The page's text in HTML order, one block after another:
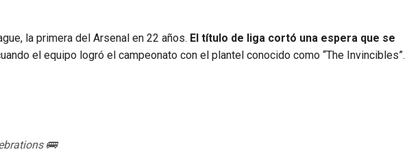
la primera del Arsenal en 22 años. El título de liga cortó una espera que se
el equipo logró el campeonato con el plantel conocido como “The Invincibles”.
🚌